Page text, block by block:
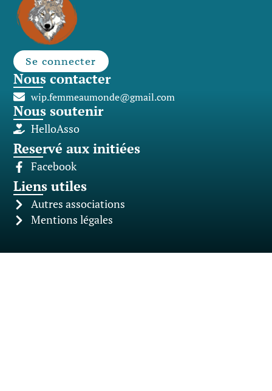
Se connecter
Nous contacter
wip.femmeaumonde@gmail.com
Nous soutenir
HelloAsso
Reservé aux initiées
Facebook
Liens utiles
Autres associations
Mentions légales